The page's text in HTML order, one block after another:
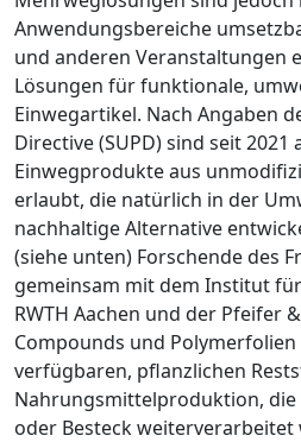
Anwendungsbereiche
und anderen Veranstaltungen
Lösungen für funktionale,
Einwegartikel. Nach Angaben
Directive (SUPD) sind seit 2021
Einwegprodukte aus
erlaubt, die natürlich in der
nachhaltige Alternative
(siehe unten) Forschende des
gemeinsam mit dem Institut
RWTH Aachen und der Pfeifer
Compounds und
verfügbaren, pflanzlichen
Nahrungsmittelproduktion, die
oder Besteck weiterverarbeitet